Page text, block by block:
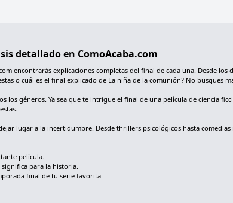
detallado en ComoAcaba.com
encontrarás explicaciones completas del final de cada una. Desde los
o cuál es el final explicado de La niña de la comunión? No busques
los géneros. Ya sea que te intrigue el final de una película de ciencia
lugar a la incertidumbre. Desde thrillers psicológicos hasta
película.
significa para la historia.
final de tu serie favorita.